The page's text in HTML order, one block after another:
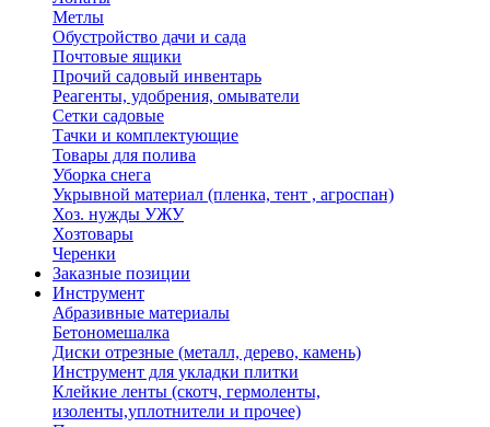
Метлы
Обустройство дачи и сада
Почтовые ящики
Прочий садовый инвентарь
Реагенты, удобрения, омыватели
Сетки садовые
Тачки и комплектующие
Товары для полива
Уборка снега
Укрывной материал (пленка, тент , агроспан)
Хоз. нужды УЖУ
Хозтовары
Черенки
Заказные позиции
Инструмент
Абразивные материалы
Бетономешалка
Диски отрезные (металл, дерево, камень)
Инструмент для укладки плитки
Клейкие ленты (скотч, гермоленты,
изоленты,уплотнители и прочее)